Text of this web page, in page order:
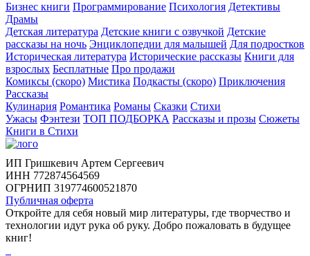
Бизнес книги Программирование Психология Детективы
Драмы
Детская литература Детские книги с озвучкой Детские
рассказы на ночь Энциклопедии для малышей Для подростков
Историческая литература Исторические рассказы Книги для
взрослых Бесплатные Про продажи
Комиксы (скоро) Мистика Подкасты (скоро) Приключения
Рассказы
Кулинария Романтика Романы Сказки Стихи
Ужасы Фэнтези ТОП ПОДБОРКА Рассказы и прозы Сюжеты
Книги в Стихи
ИП Гришкевич Артем Сергеевич
ИНН 772874564569
ОГРНИП 319774600521870
Публичная оферта
Откройте для себя новый мир литературы, где творчество и
технологии идут рука об руку. Добро пожаловать в будущее
книг!